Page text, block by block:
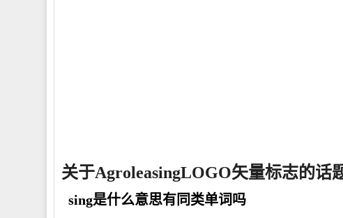
关于AgroleasingLOGO矢量标志的话
sing是什么意思有同类单词吗